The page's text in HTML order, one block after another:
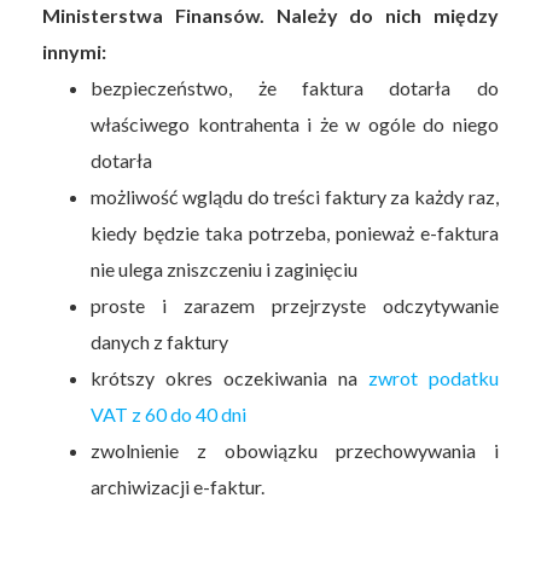
Ministerstwa Finansów. Należy do nich między
innymi:
bezpieczeństwo, że faktura dotarła do
właściwego kontrahenta i że w ogóle do niego
dotarła
możliwość wglądu do treści faktury za każdy raz,
kiedy będzie taka potrzeba, ponieważ e-faktura
nie ulega zniszczeniu i zaginięciu
proste i zarazem przejrzyste odczytywanie
danych z faktury
krótszy okres oczekiwania na zwrot podatku
VAT z 60 do 40 dni
zwolnienie z obowiązku przechowywania i
archiwizacji e-faktur.